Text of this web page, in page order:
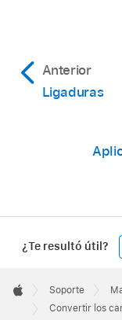
Anterior
Ligaduras
¿Te resultó útil?
Footer

Apple
Soporte
Convertir los